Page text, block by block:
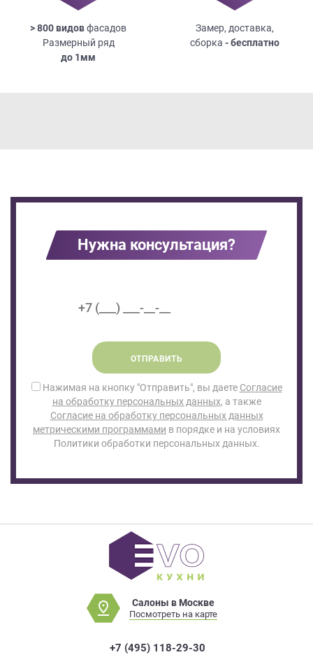
> 800 видовфасадов
Размерный ряд
до 1мм
Замер, доставка,
сборка - бесплатно
Нужна консультация?
ОТПРАВИТЬ
Нажимая на кнопку "Отправить", вы даете Согласие
на обработку персональных данных, а также
Согласие на обработку персональных данных
метрическими программами в порядке и на условиях
Политики обработки персональных данных.
Салоны в Москве
Посмотреть на карте
+7 (495) 118-29-30